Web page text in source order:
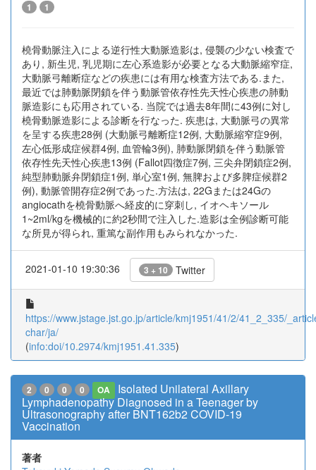
1 1
橈骨動脈注入による逆行性大動脈造影は, 侵襲の少ない検査で
あり, 新生児, 乳児期に左心系造影が必要となる大動脈縮窄症,
大動脈弓離断症などの疾患には有用な検査方法である.また,
最近では肺動脈閉鎖を伴う動脈管依存性先天性心疾患の肺動
脈造影にも応用されている. 当院では過去8年間に43例に対し
橈骨動脈造影による診断を行なった. 疾患は, 大動脈弓の異常
を呈する疾患28例 (大動脈弓離断症12例, 大動脈縮窄症9例,
左心低形成症候群4例, 血管輪3例), 肺動脈閉鎖を伴う動脈管
依存性先天性心疾患13例 (Fallot四徴症7例, 三尖弁閉鎖症2例,
純型肺動脈弁閉鎖症1例, 単心室1例, 無脾および多脾症候群2
例), 動脈管開存症2例であった.方法は, 22Gまたは24Gの
angiocathを橈骨動脈へ経皮的に穿刺し, イオヘキソール
1~2ml/kgを機械的に約2秒間で注入した.造影は全例診断可能
な所見が得られ, 重篤な副作用もみられなかった.
2021-01-10 19:30:36 3 + 10 Twitter
https://www.jstage.jst.go.jp/article/kmj1951/41/2/41_2_335/
char/ja/
(info:doi/10.2974/kmj1951.41.335)
2 0 0 0 OA
Isolated Unilateral Axillary
Lymphadenopathy Diagnosed in a Teenager by
Ultrasonography after BNT162b2 COVID-19
Vaccination
著者